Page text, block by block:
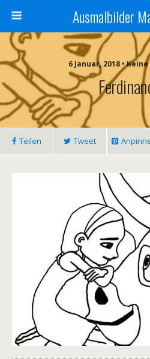
Ausmalbilder
6 Januar, 2018 •
Teilen Tweet